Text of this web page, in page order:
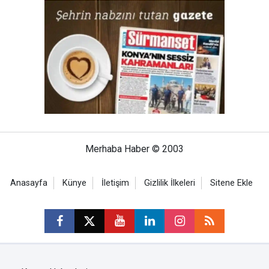
Merhaba Haber © 2003
Anasayfa Künye İletişim Gizlilik İlkeleri Sitene Ekle